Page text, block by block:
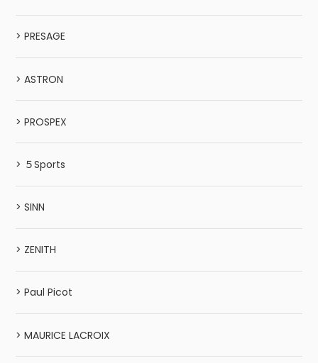
> PRESAGE
> ASTRON
> PROSPEX
> ５Sports
> SINN
> ZENITH
> Paul Picot
> MAURICE LACROIX